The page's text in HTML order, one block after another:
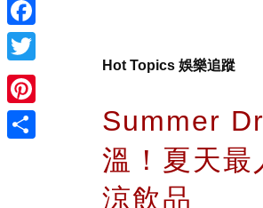
Facebook
Twitter
Pinterest
Hot Topics 娛樂追蹤
Summer
溫！夏天最
涼飲品